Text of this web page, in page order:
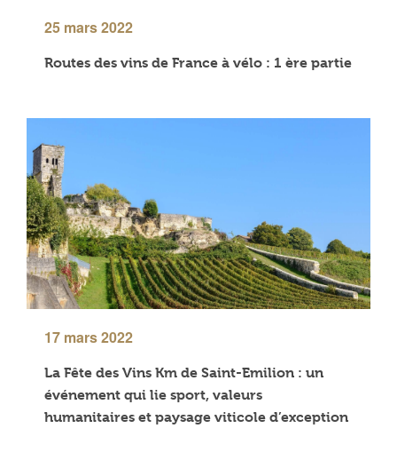
25 mars 2022
Routes des vins de France à vélo : 1 ère partie
17 mars 2022
La Fête des Vins Km de Saint-Emilion : un
événement qui lie sport, valeurs
humanitaires et paysage viticole d’exception